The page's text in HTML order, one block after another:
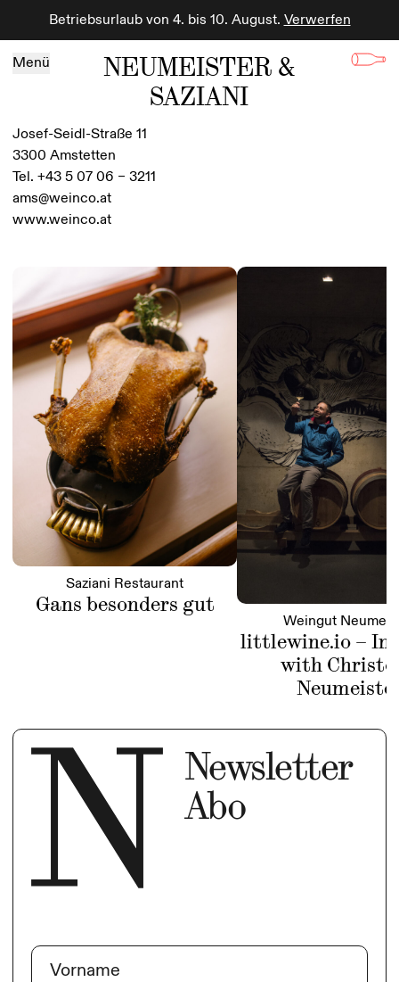
Betriebsurlaub von 4. bis 10. August. Verwerfen
Menü
NEUMEISTER &
SAZIANI
Josef-Seidl-Straße 11
3300 Amstetten
Tel. +43 5 07 06 – 3211
ams@weinco.at
www.weinco.at
Saziani Restaurant
Gans besonders gut
Weingut
littlewine.io –
with
Newsletter
Abo
Name